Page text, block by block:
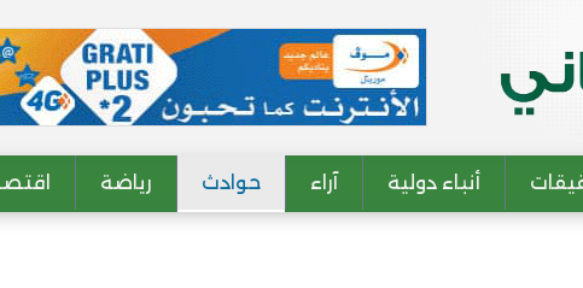
أنباء دولية آراء حوادث رياضة